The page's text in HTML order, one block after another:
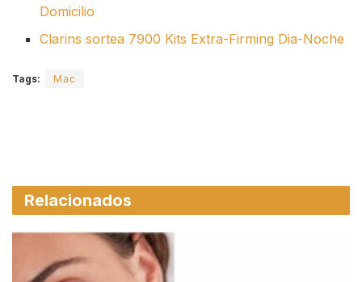
Domicilio
Clarins sortea 7900 Kits Extra-Firming Dia-Noche
Tags: Mac
Relacionados